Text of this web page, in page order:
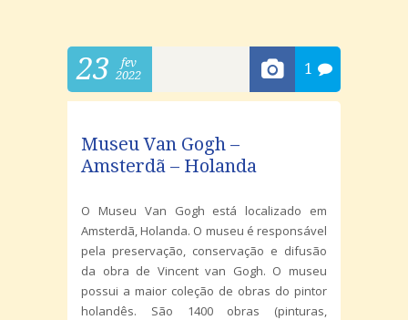
23
fev
2022
1
Museu Van Gogh –
Amsterdã – Holanda
O Museu Van Gogh está localizado em
Amsterdã, Holanda. O museu é responsável
pela preservação, conservação e difusão
da obra de Vincent van Gogh. O museu
possui a maior coleção de obras do pintor
holandês. São 1400 obras (pinturas,